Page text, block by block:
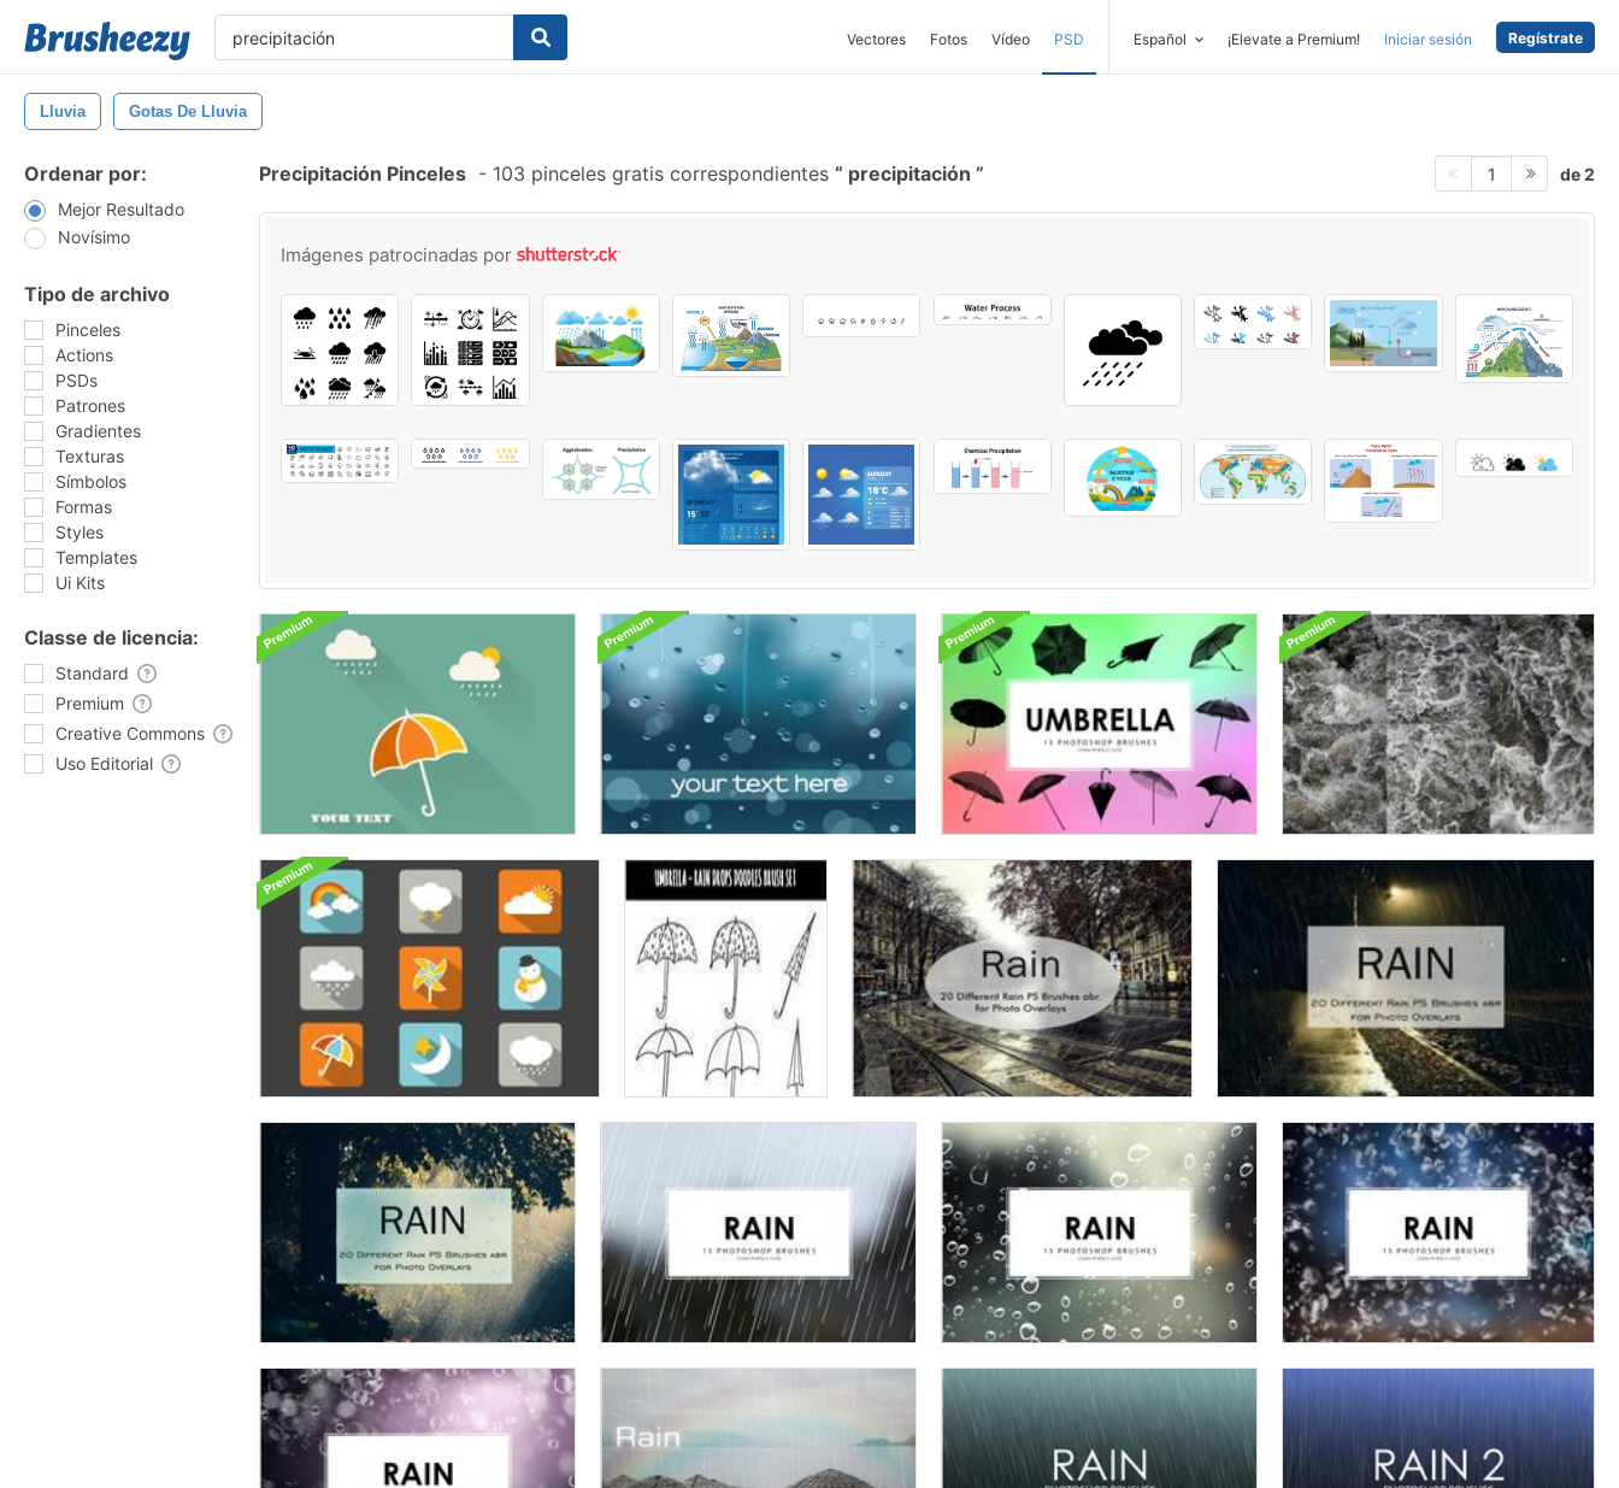
Vectores Fotos Vídeo PSD Español ¡Elevate a Premium! Iniciar sesión Regístrate
Lluvia Gotas De Lluvia
Ordenar por:
Mejor Resultado
Novísimo
Tipo de archivo
Pinceles
Actions
PSDs
Patrones
Gradientes
Texturas
Símbolos
Formas
Styles
Templates
Ui Kits
Classe de licencia:
Standard
Premium
Creative Commons
Uso Editorial
Precipitación Pinceles - 103 pinceles gratis correspondientes precipitación 1 de 2
Imágenes patrocinadas por